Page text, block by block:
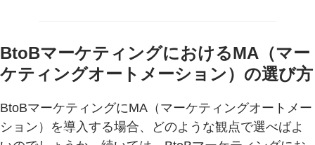
BtoBマーケティングにおけるMA（マー
ケティングオートメーション）の選び方
BtoBマーケティングにMA（マーケティングオートメー
ション）を導入する場合、どのような観点で選べばよ